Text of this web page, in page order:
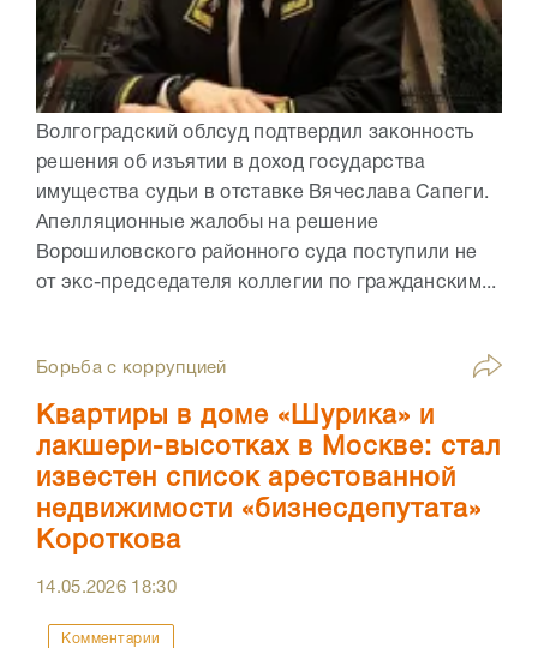
Волгоградский облсуд подтвердил законность
решения об изъятии в доход государства
имущества судьи в отставке Вячеслава Сапеги.
Апелляционные жалобы на решение
Ворошиловского районного суда поступили не
от экс-председателя коллегии по гражданским...
Борьба с коррупцией
Квартиры в доме «Шурика» и
лакшери-высотках в Москве: стал
известен список арестованной
недвижимости «бизнесдепутата»
Короткова
14.05.2026 18:30
Комментарии